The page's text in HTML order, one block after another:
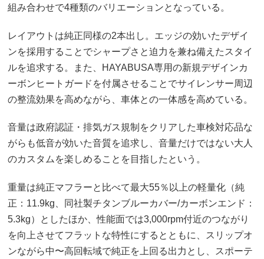
組み合わせで4種類のバリエーションとなっている。
レイアウトは純正同様の2本出し。エッジの効いたデザイ
ンを採用することでシャープさと迫力を兼ね備えたスタイ
ルを追求する。また、HAYABUSA専用の新規デザインカ
ーボンヒートガードを付属させることでサイレンサー周辺
の整流効果を高めながら、車体との一体感を高めている。
音量は政府認証・排気ガス規制をクリアした車検対応品な
がらも低音が効いた音質を追求し、音量だけではない大人
のカスタムを楽しめることを目指したという。
重量は純正マフラーと比べて最大55％以上の軽量化（純
正：11.9kg、同社製チタンブルーカバー/カーボンエンド：
5.3kg）としたほか、性能面では3,000rpm付近のつながり
を向上させてフラットな特性にするとともに、スリップオ
ンながら中〜高回転域で純正を上回る出力とし、スポーテ